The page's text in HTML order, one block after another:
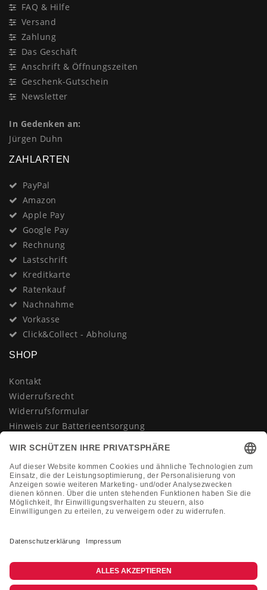
FAQ & Hilfe
Versand
Zahlung
Das Geschäft
Anschrift & Öffnungszeiten
Geschenk-Gutschein
Newsletter
In Gedenken an:
Jürgen Duhn
ZAHLARTEN
PayPal
Amazon
Apple Pay
Google Pay
Rechnung
Lastschrift
Kreditkarte
Ratenkauf
Nachnahme
Vorkasse
Click&Collect - Abholung
SHOP
Kontakt
Widerrufsrecht
Widerrufsformular
Hinweis zur Batterieentsorgung
Datenschutzerklärung
Impressum
Vertrag widerrufen
Montag-Freitag 10:00-18:00 Uhr
+49 (0)2133 210433
shop@dienadel.de